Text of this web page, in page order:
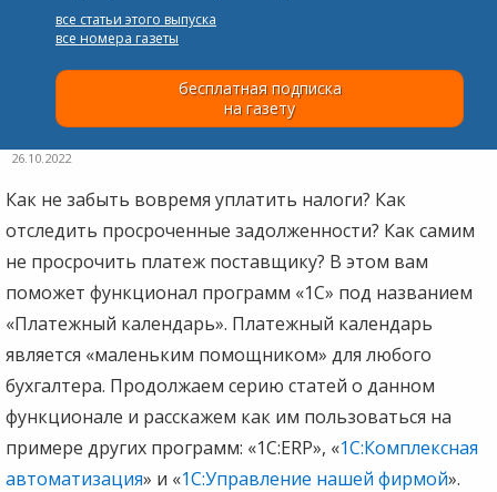
все статьи этого выпуска
все номера газеты
бесплатная подписка
на газету
26.10.2022
Как не забыть вовремя уплатить налоги? Как
отследить просроченные задолженности? Как самим
не просрочить платеж поставщику? В этом вам
поможет функционал программ «1С» под названием
«Платежный календарь». Платежный календарь
является «маленьким помощником» для любого
бухгалтера. Продолжаем серию статей о данном
функционале и расскажем как им пользоваться на
примере других программ: «1С:ERP», «1С:Комплексная
автоматизация» и «1С:Управление нашей фирмой».